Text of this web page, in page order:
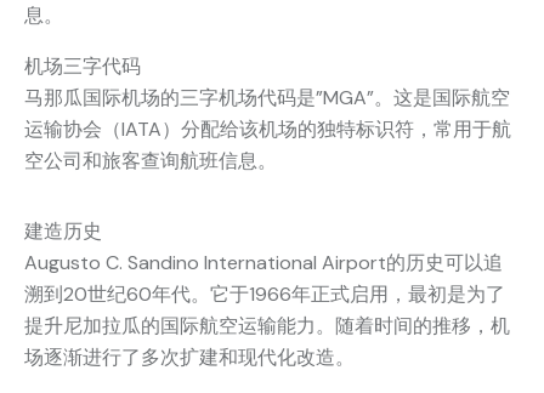
息。
机场三字代码
马那瓜国际机场的三字机场代码是”MGA”。这是国际航空
运输协会（IATA）分配给该机场的独特标识符，常用于航
空公司和旅客查询航班信息。
建造历史
Augusto C. Sandino International Airport的历史可以追
溯到20世纪60年代。它于1966年正式启用，最初是为了
提升尼加拉瓜的国际航空运输能力。随着时间的推移，机
场逐渐进行了多次扩建和现代化改造。